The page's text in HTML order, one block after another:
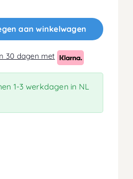
aan winkelwagen
30 dagen met
1-3 werkdagen in NL